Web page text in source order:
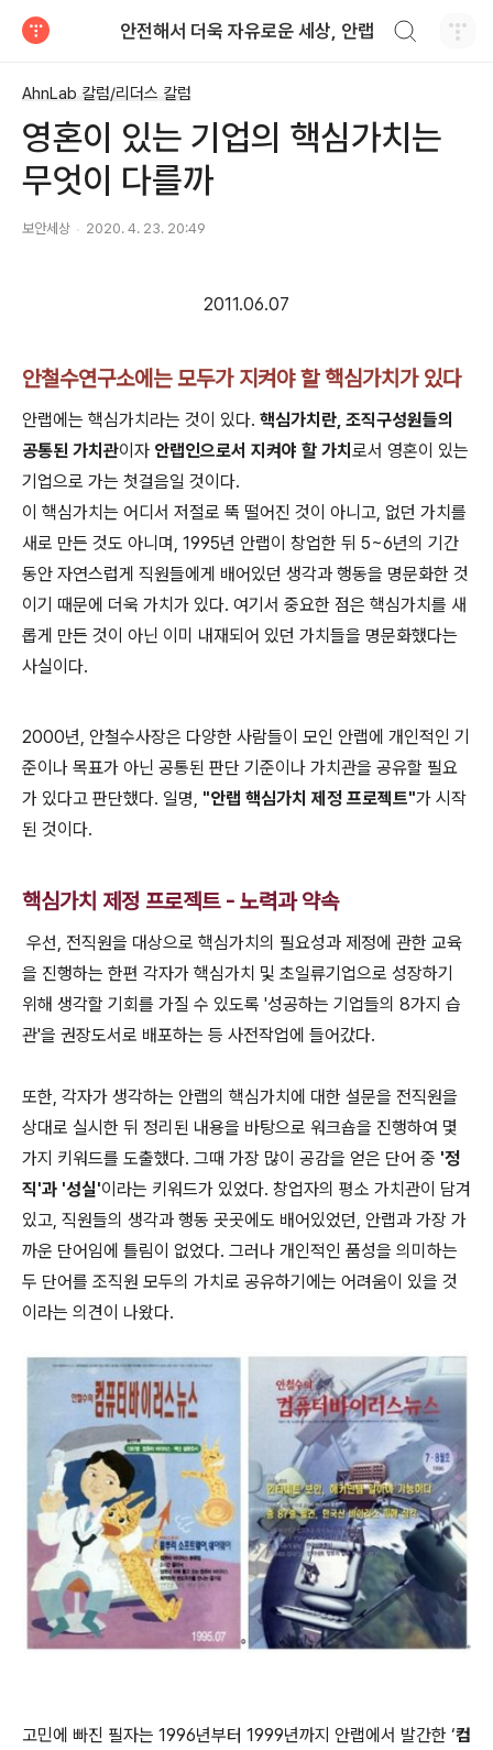
안전해서 더욱 자유로운 세상, 안랩
AhnLab 칼럼/리더스 칼럼
영혼이 있는 기업의 핵심가치는
무엇이 다를까
보안세상 2020. 4. 23. 20:49
2011.06.07
안철수연구소에는 모두가 지켜야 할 핵심가치가 있다
안랩에는 핵심가치라는 것이 있다. 핵심가치란, 조직구성원들의
공통된 가치관이자 안랩인으로서 지켜야 할 가치 로서 영혼이 있는
기업으로 가는 첫걸음일 것이다.
이 핵심가치는 어디서 저절로 뚝 떨어진 것이 아니고, 없던 가치를
새로 만든 것도 아니며, 1995년 안랩이 창업한 뒤 5~6년의 기간
동안 자연스럽게 직원들에게 배어있던 생각과 행동을 명문화한 것
이기 때문에 더욱 가치가 있다. 여기서 중요한 점은 핵심가치를 새
롭게 만든 것이 아닌 이미 내재되어 있던 가치들을 명문화했다는
사실이다.
2000년, 안철수사장은 다양한 사람들이 모인 안랩에 개인적인 기
준이나 목표가 아닌 공통된 판단 기준이나 가치관을 공유할 필요
가 있다고 판단했다. 일명, "안랩 핵심가치 제정 프로젝트"가 시작
된 것이다.
핵심가치 제정 프로젝트 - 노력과 약속
우선, 전직원을 대상으로 핵심가치의 필요성과 제정에 관한 교육
을 진행하는 한편 각자가 핵심가치 및 초일류기업으로 성장하기
위해 생각할 기회를 가질 수 있도록 '성공하는 기업들의 8가지 습
관'을 권장도서로 배포하는 등 사전작업에 들어갔다.
또한, 각자가 생각하는 안랩의 핵심가치에 대한 설문을 전직원을
상대로 실시한 뒤 정리된 내용을 바탕으로 워크숍을 진행하여 몇
가지 키워드를 도출했다. 그때 가장 많이 공감을 얻은 단어 중 '정
직'과 '성실'이라는 키워드가 있었다. 창업자의 평소 가치관이 담겨
있고, 직원들의 생각과 행동 곳곳에도 배어있었던, 안랩과 가장 가
까운 단어임에 틀림이 없었다. 그러나 개인적인 품성을 의미하는
두 단어를 조직원 모두의 가치로 공유하기에는 어려움이 있을 것
이라는 의견이 나왔다.
고민에 빠진 필자는 1996년부터 1999년까지 안랩에서 발간한 ‘컴